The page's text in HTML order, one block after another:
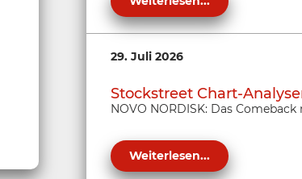
29. Juli 2026
Stockstreet Chart-
NOVO NORDISK: Das
Weiterlesen...